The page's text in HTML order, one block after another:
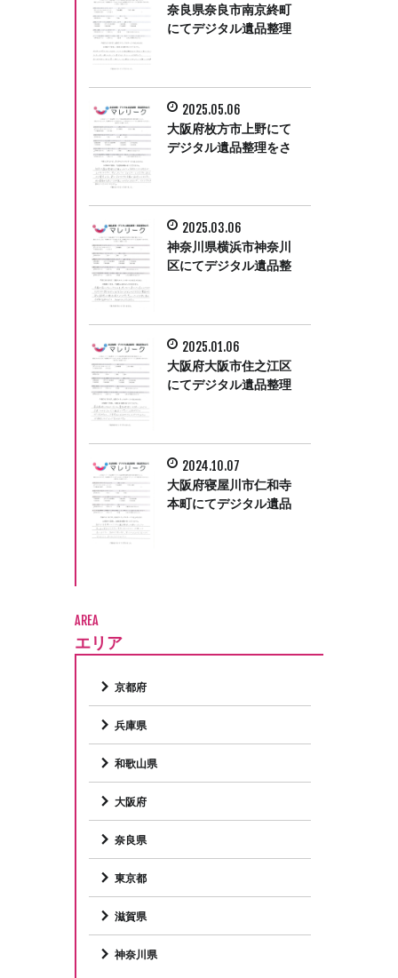
奈良県奈良市南京終町
にてデジタル遺品整理
2025.05.06
大阪府枚方市上野にて
デジタル遺品整理をさ
2025.03.06
神奈川県横浜市神奈川
区にてデジタル遺品整
2025.01.06
大阪府大阪市住之江区
にてデジタル遺品整理
2024.10.07
大阪府寝屋川市仁和寺
本町にてデジタル遺品
AREA
エリア
京都府
兵庫県
和歌山県
大阪府
奈良県
東京都
滋賀県
神奈川県